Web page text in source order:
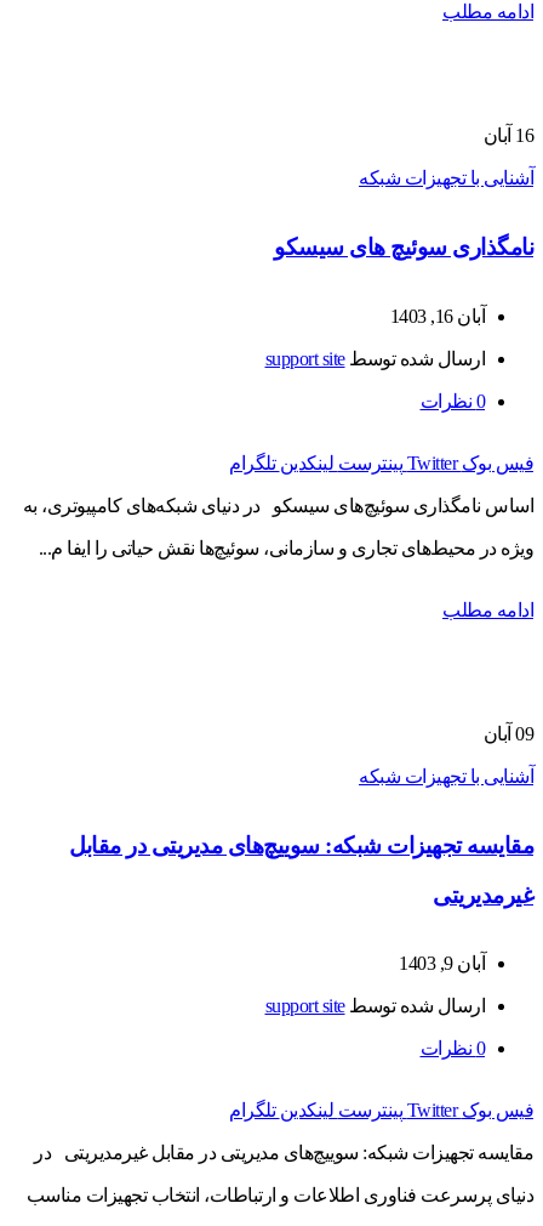
ادامه مطلب
16 آبان
آشنایی با تجهیزات شبکه
نامگذاری سوئیچ های سیسکو
آبان 16, 1403
ارسال شده توسطsupport site
0 نظرات
فیس بوک Twitter پینترست لینکدین تلگرام
اساس نامگذاری سوئیچ‌های سیسکو در دنیای شبکه‌های کامپیوتری، به
ویژه در محیط‌های تجاری و سازمانی، سوئیچ‌ها نقش حیاتی را ایفا م...
ادامه مطلب
09 آبان
آشنایی با تجهیزات شبکه
مقایسه تجهیزات شبکه: سوییچ‌های مدیریتی در مقابل
غیرمدیریتی
آبان 9, 1403
ارسال شده توسطsupport site
0 نظرات
فیس بوک Twitter پینترست لینکدین تلگرام
مقایسه تجهیزات شبکه: سوییچ‌های مدیریتی در مقابل غیرمدیریتی در
دنیای پرسرعت فناوری اطلاعات و ارتباطات، انتخاب تجهیزات مناسب